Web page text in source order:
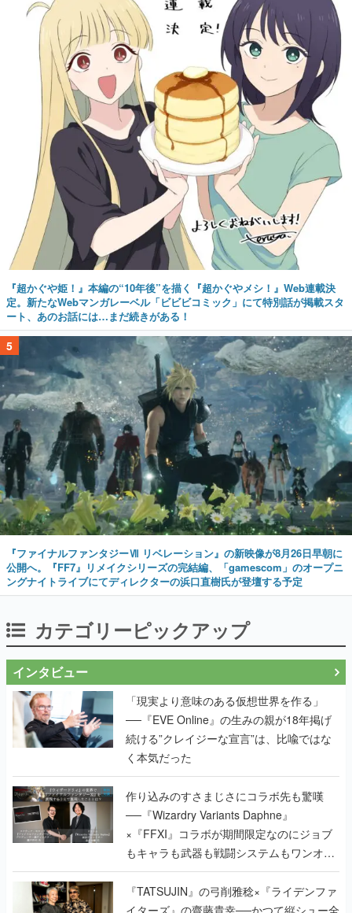
『超かぐや姫！』本編の“10年後”を描く『超かぐやメシ！』Web連載決
定。新たなWebマンガレーベル「ビビビコミック」にて特別話が掲載スタ
ート、あのお話には…まだ続きがある！
5
『ファイナルファンタジーⅦ リベレーション』の新映像が8月26日早朝に
公開へ。『FF7』リメイクシリーズの完結編、「gamescom」のオープニ
ングナイトライブにてディレクターの浜口直樹氏が登壇する予定
カテゴリーピックアップ
インタビュー
「現実より意味のある仮想世界を作る」
──『EVE Online』の生みの親が18年掲げ
続ける”クレイジーな宣言”は、比喩ではな
く本気だった
作り込みのすさまじさにコラボ先も驚嘆
──『Wizardry Variants Daphne』
×『FFXI』コラボが期間限定なのにジョブ
もキャラも武器も戦闘システムもワンオフ
で作り込まれた理由を両ディレクターに聞
く
『TATSUJIN』の弓削雅稔×『ライデンファ
イターズ』の齋藤貴幸──かつて縦シュー全